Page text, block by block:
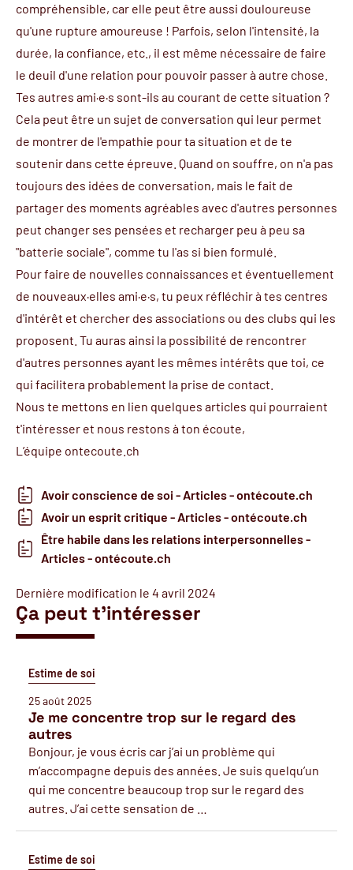
compréhensible, car elle peut être aussi douloureuse
qu'une rupture amoureuse ! Parfois, selon l'intensité, la
durée, la confiance, etc., il est même nécessaire de faire
le deuil d'une relation pour pouvoir passer à autre chose.
Tes autres ami·e·s sont-ils au courant de cette situation ?
Cela peut être un sujet de conversation qui leur permet
de montrer de l'empathie pour ta situation et de te
soutenir dans cette épreuve. Quand on souffre, on n'a pas
toujours des idées de conversation, mais le fait de
partager des moments agréables avec d'autres personnes
peut changer ses pensées et recharger peu à peu sa
"batterie sociale", comme tu l'as si bien formulé.
Pour faire de nouvelles connaissances et éventuellement
de nouveaux·elles ami·e·s, tu peux réfléchir à tes centres
d'intérêt et chercher des associations ou des clubs qui les
proposent. Tu auras ainsi la possibilité de rencontrer
d'autres personnes ayant les mêmes intérêts que toi, ce
qui facilitera probablement la prise de contact.
Nous te mettons en lien quelques articles qui pourraient
t'intéresser et nous restons à ton écoute,
L’équipe ontecoute.ch
Avoir conscience de soi - Articles - ontécoute.ch
Avoir un esprit critique - Articles - ontécoute.ch
Être habile dans les relations interpersonnelles -
Articles - ontécoute.ch
Dernière modification le 4 avril 2024
Ça peut t'intéresser
Estime de soi
25 août 2025
Je me concentre trop sur le regard des
autres
Bonjour, je vous écris car j’ai un problème qui
m’accompagne depuis des années. Je suis quelqu’un
qui me concentre beaucoup trop sur le regard des
autres. J’ai cette sensation de …
Estime de soi